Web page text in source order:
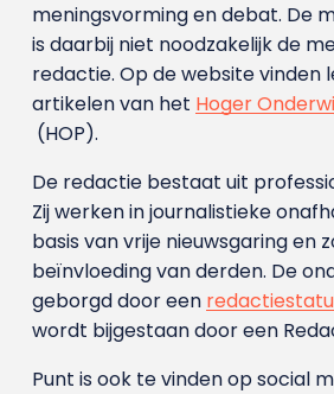
meningsvorming en debat. De
is daarbij niet noodzakelijk de
redactie. Op de website vinden
artikelen van het Hoger
(HOP).
De redactie bestaat uit
Zij werken in journalistieke
basis van vrije nieuwsgaring en
beïnvloeding van derden. De
geborgd door een
wordt bijgestaan door een
Punt is ook te vinden op social